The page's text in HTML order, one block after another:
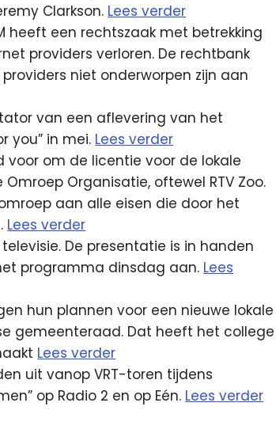
Clarkson. Lees verder
heeft een rechtszaak met betrekking
providers verloren. De rechtbank
niet onderworpen zijn aan
van een aflevering van het
you” in mei. Lees verder
om de licentie voor de lokale
Organisatie, oftewel RTV Zoo.
aan alle eisen die door het
Lees verder
De presentatie is in handen
programma dinsdag aan. Lees
hun plannen voor een nieuwe lokale
gemeenteraad. Dat heeft het college
Lees verder
uit vanop VRT-toren tijdens
op Radio 2 en op Eén. Lees verder